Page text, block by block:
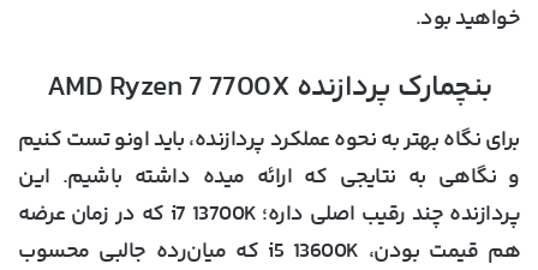
خواهید بود.
بنچمارک پردازنده AMD Ryzen 7 7700X
برای نگاه بهتر به نحوه عملکرد پردازنده، باید اونو تست کنیم
و نگاهی به نتایجی که ارائه میده داشته باشیم. این
پردازنده چند رقیب اصلی داره؛ i7 13700K که در زمان عرضه
هم قیمت بودن، i5 13600K که میان‌رده جالبی محسوب